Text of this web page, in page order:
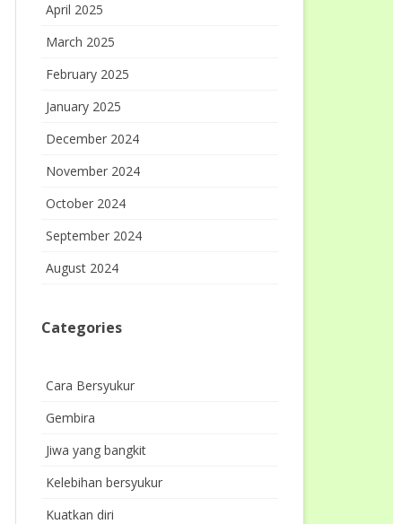
April 2025
March 2025
February 2025
January 2025
December 2024
November 2024
October 2024
September 2024
August 2024
Categories
Cara Bersyukur
Gembira
Jiwa yang bangkit
Kelebihan bersyukur
Kuatkan diri